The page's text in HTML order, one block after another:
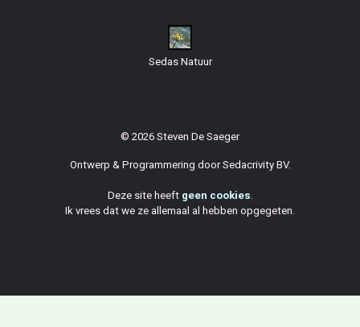
Sedas Natuur
© 2026 Steven De Saeger
Ontwerp & Programmering doorSedacrivity BV.
Deze site heeft geen cookies.
Ik vrees dat we ze allemaal al hebben opgegeten.